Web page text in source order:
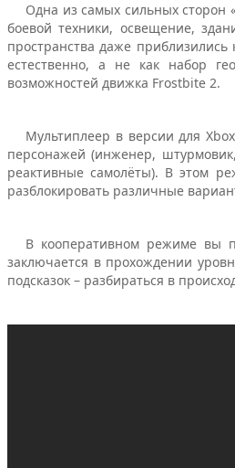
Одна из самых сильных сторон
боевой техники, освещение,
пространства даже
естественно, а не как набор
возможностей движка Frostbite 2.
Мультиплеер в версии для
персонажей (инженер,
реактивные самолёты). В этом
разблокировать различные
В кооперативном режиме вы
заключается в прохождении
подсказок – разбираться в